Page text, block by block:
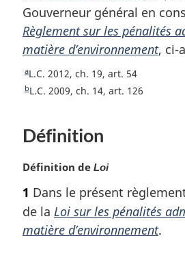
o
t
e
p
a
g
Gouverneur général en
Règlement sur les pénalités
matière d’environnement, ci-
R
e
u
à
a
r
f
aL.C. 2012, ch. 19, art. 54
R
o
r
l
a
r
bL.C. 2009, ch. 14, art. 126
Définition
N
t
e
m
Définition de Loi
1 Dans le présent
de la Loi sur les pénalités
matière d’environnement.